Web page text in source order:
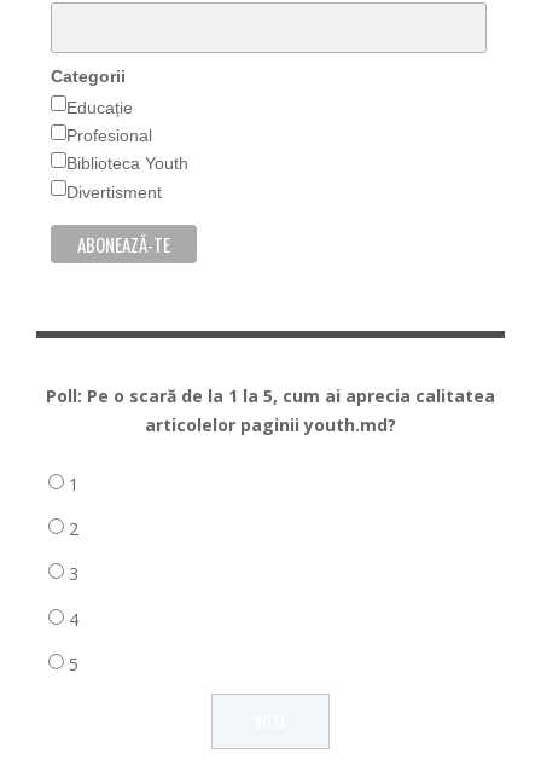
Categorii
Educație
Profesional
Biblioteca Youth
Divertisment
Poll: Pe o scară de la 1 la 5, cum ai aprecia calitatea
articolelor paginii youth.md?
1
2
3
4
5